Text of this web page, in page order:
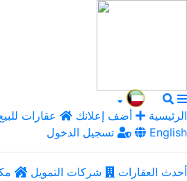
الرئيسية أضف إعلانك عقارات
تسجيل الدخول
English
أحدث العقارات شركات التمويل